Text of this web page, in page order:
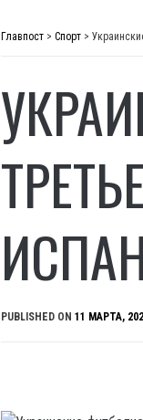
Главпост > Спорт >
PUBLISHED ON 11 МАРТА,